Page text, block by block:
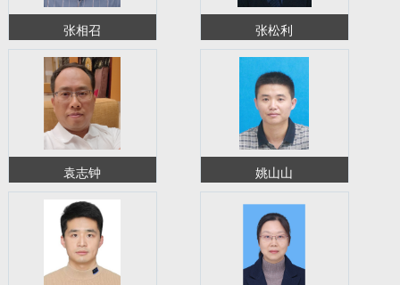
张相召 张松利
袁志钟 姚山山